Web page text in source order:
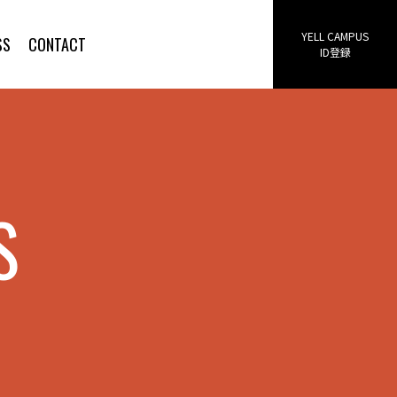
CONTACT
YELL CAMPUS
ID登録